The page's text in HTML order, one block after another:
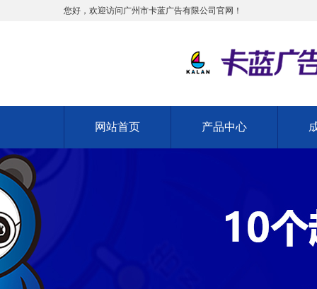
您好，欢迎访问广州市卡蓝广告有限公司官网！
网站首页 产品中心